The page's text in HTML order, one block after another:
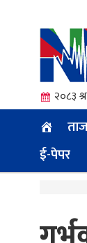
२०८३
ई-पेपर